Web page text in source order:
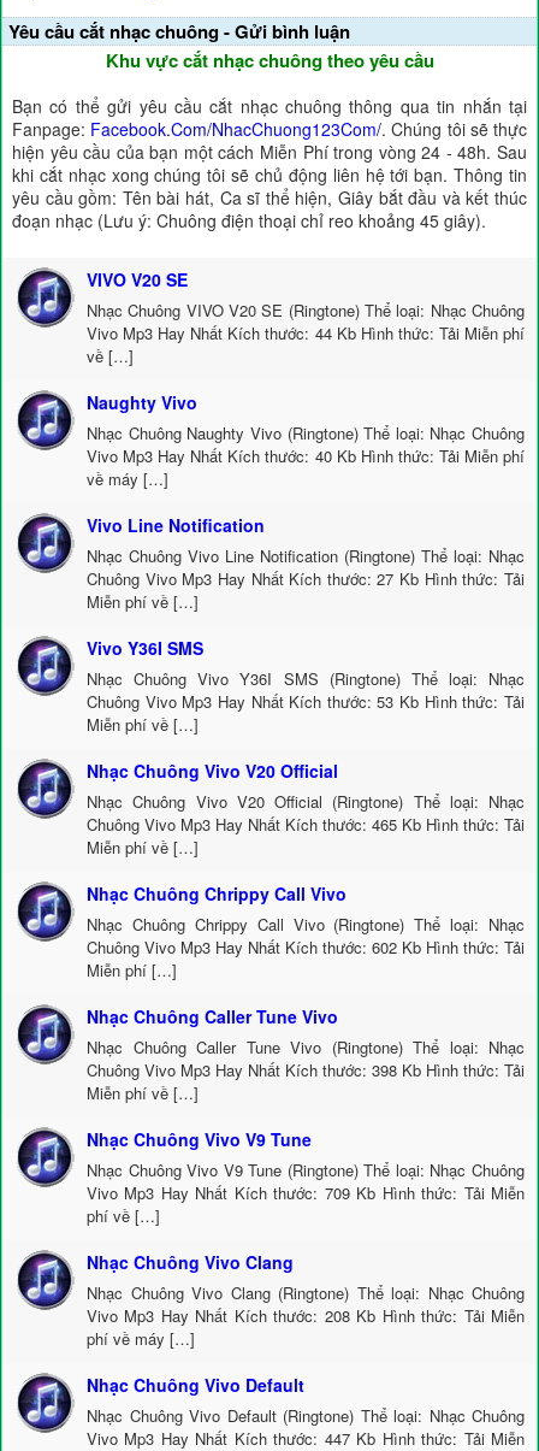
Yêu cầu cắt nhạc chuông - Gửi bình luận
Khu vực cắt nhạc chuông theo yêu cầu
Bạn có thể gửi yêu cầu cắt nhạc chuông thông qua tin nhắn tại
Fanpage: Facebook.Com/NhacChuong123Com/. Chúng tôi sẽ thực
hiện yêu cầu của bạn một cách Miễn Phí trong vòng 24 - 48h. Sau
khi cắt nhạc xong chúng tôi sẽ chủ động liên hệ tới bạn. Thông tin
yêu cầu gồm: Tên bài hát, Ca sĩ thể hiện, Giây bắt đầu và kết thúc
đoạn nhạc (Lưu ý: Chuông điện thoại chỉ reo khoảng 45 giây).
VIVO V20 SE
Nhạc Chuông VIVO V20 SE (Ringtone) Thể loại: Nhạc Chuông
Vivo Mp3 Hay Nhất Kích thước: 44 Kb Hình thức: Tải Miễn phí
về […]
Naughty Vivo
Nhạc Chuông Naughty Vivo (Ringtone) Thể loại: Nhạc Chuông
Vivo Mp3 Hay Nhất Kích thước: 40 Kb Hình thức: Tải Miễn phí
về máy […]
Vivo Line Notification
Nhạc Chuông Vivo Line Notification (Ringtone) Thể loại: Nhạc
Chuông Vivo Mp3 Hay Nhất Kích thước: 27 Kb Hình thức: Tải
Miễn phí về […]
Vivo Y36I SMS
Nhạc Chuông Vivo Y36I SMS (Ringtone) Thể loại: Nhạc
Chuông Vivo Mp3 Hay Nhất Kích thước: 53 Kb Hình thức: Tải
Miễn phí về […]
Nhạc Chuông Vivo V20 Official
Nhạc Chuông Vivo V20 Official (Ringtone) Thể loại: Nhạc
Chuông Vivo Mp3 Hay Nhất Kích thước: 465 Kb Hình thức: Tải
Miễn phí về […]
Nhạc Chuông Chrippy Call Vivo
Nhạc Chuông Chrippy Call Vivo (Ringtone) Thể loại: Nhạc
Chuông Vivo Mp3 Hay Nhất Kích thước: 602 Kb Hình thức: Tải
Miễn phí […]
Nhạc Chuông Caller Tune Vivo
Nhạc Chuông Caller Tune Vivo (Ringtone) Thể loại: Nhạc
Chuông Vivo Mp3 Hay Nhất Kích thước: 398 Kb Hình thức: Tải
Miễn phí về […]
Nhạc Chuông Vivo V9 Tune
Nhạc Chuông Vivo V9 Tune (Ringtone) Thể loại: Nhạc Chuông
Vivo Mp3 Hay Nhất Kích thước: 709 Kb Hình thức: Tải Miễn
phí về […]
Nhạc Chuông Vivo Clang
Nhạc Chuông Vivo Clang (Ringtone) Thể loại: Nhạc Chuông
Vivo Mp3 Hay Nhất Kích thước: 208 Kb Hình thức: Tải Miễn
phí về máy […]
Nhạc Chuông Vivo Default
Nhạc Chuông Vivo Default (Ringtone) Thể loại: Nhạc Chuông
Vivo Mp3 Hay Nhất Kích thước: 447 Kb Hình thức: Tải Miễn